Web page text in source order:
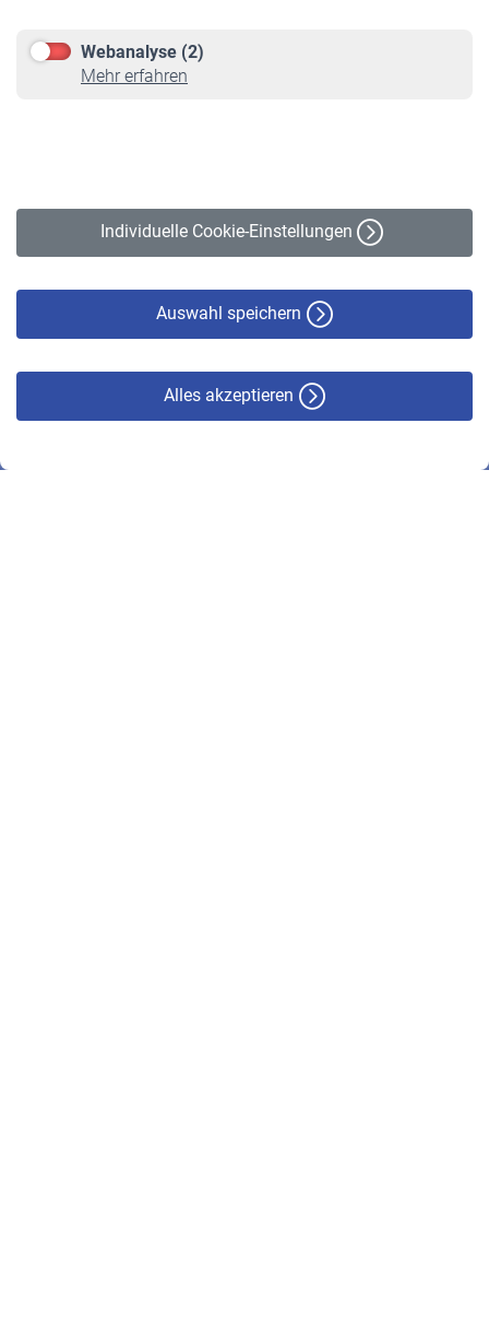
Webanalyse (2)
Mehr erfahren
Individuelle Cookie-Einstellungen
Auswahl speichern
Alles akzeptieren
Online-Rechner
VBLnewsletter
Erklärung zur Barrierefreiheit
© VBL 2026